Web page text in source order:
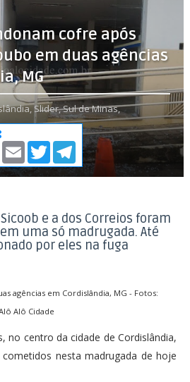
cofre após
em duas agências
MG
Slider,Sul de Minas,
h
p
p
E
m
a
i
T
i
t
r
T
l
e
a
m
e a dos Correios foram
uma só madrugada. Até
por eles na fuga
agências em Cordislândia, MG - Fotos:
Alô Cidade
no centro da cidade de Cordislândia,
nesta madrugada de hoje